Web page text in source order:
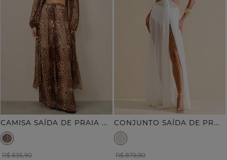
C
AMISA SAÍDA DE PRAIA ESTAMPADA COM PONTEIRA
R$ 835,90
C
ONJUNTO SAÍDA DE PRAIA EM TULE E BIQUÍNI
R$ 879,90